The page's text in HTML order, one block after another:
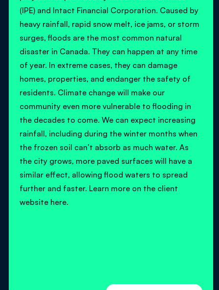
(IPE) and Intact Financial Corporation. Caused by
heavy rainfall, rapid snow melt, ice jams, or storm
surges, floods are the most common natural
disaster in Canada. They can happen at any time
of year. In extreme cases, they can damage
homes, properties, and endanger the safety of
residents. Climate change will make our
community even more vulnerable to flooding in
the decades to come. We can expect increasing
rainfall, including during the winter months when
the frozen soil can’t absorb as much water. As
the city grows, more paved surfaces will have a
similar effect, allowing flood waters to spread
further and faster. Learn more on the client
website here.